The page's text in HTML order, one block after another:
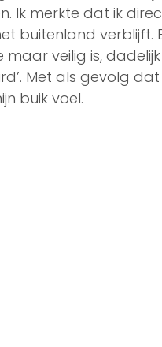
Ik merkte dat ik
buitenland verblijft.
maar veilig is,
Met als gevolg
buik voel.